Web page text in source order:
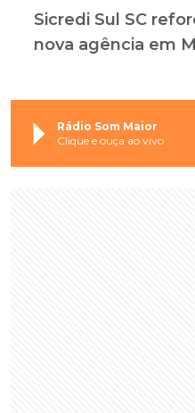
Sicredi Sul SC
nova agência em
Rádio Som Maior
Clique e ouça ao vivo